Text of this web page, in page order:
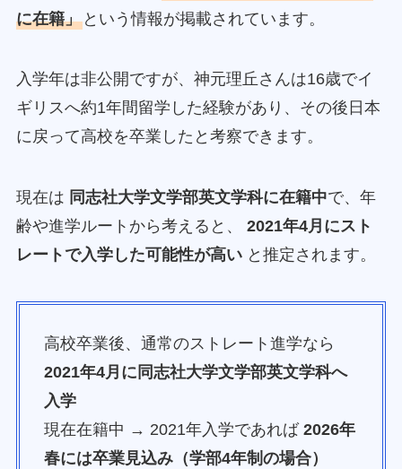
に在籍」という情報が掲載されています。
入学年は非公開ですが、神元理丘さんは16歳でイ
ギリスへ約1年間留学した経験があり、その後日本
に戻って高校を卒業したと考察できます。
現在は 同志社大学文学部英文学科に在籍中で、年
齢や進学ルートから考えると、 2021年4月にスト
レートで入学した可能性が高いと推定されます。
高校卒業後、通常のストレート進学なら
2021年4月に同志社大学文学部英文学科へ
入学
現在在籍中 → 2021年入学であれば 2026年
春には卒業見込み（学部4年制の場合）